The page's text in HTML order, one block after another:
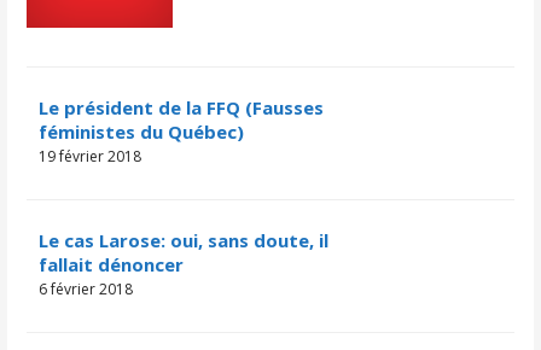
Le président de la FFQ (Fausses
féministes du Québec)
19 février 2018
Le cas Larose: oui, sans doute, il
fallait dénoncer
6 février 2018